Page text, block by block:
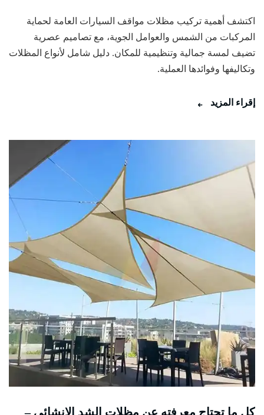
اكتشف أهمية تركيب مظلات مواقف السيارات العامة لحماية
المركبات من الشمس والعوامل الجوية، مع تصاميم عصرية
تضيف لمسة جمالية وتنظيمية للمكان. دليل شامل لأنواع المظلات
وتكاليفها وفوائدها العملية.
إقراء المزيد
كل ما تحتاج معرفته عن مظلات الشد الإنشائي –